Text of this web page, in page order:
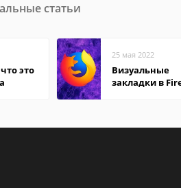
статьи
это
25 мая 2022
Визуальные
закладки в